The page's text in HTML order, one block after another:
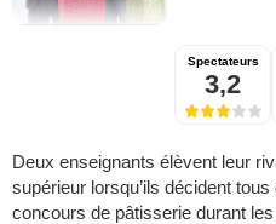
Spectateurs
3,2
Deux enseignants élèvent leur
supérieur lorsqu’ils décident
concours de pâtisserie durant